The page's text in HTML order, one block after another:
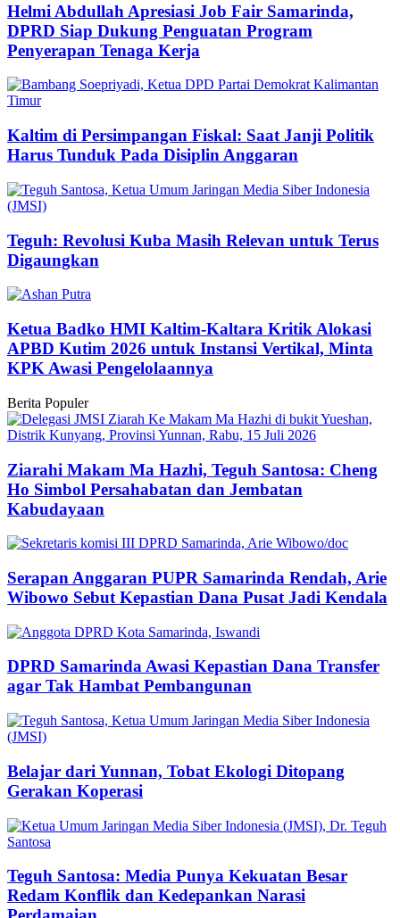
Helmi Abdullah Apresiasi Job Fair Samarinda,
DPRD Siap Dukung Penguatan Program
Penyerapan Tenaga Kerja
Kaltim di Persimpangan Fiskal: Saat Janji Politik
Harus Tunduk Pada Disiplin Anggaran
Teguh: Revolusi Kuba Masih Relevan untuk Terus
Digaungkan
Ketua Badko HMI Kaltim-Kaltara Kritik Alokasi
APBD Kutim 2026 untuk Instansi Vertikal, Minta
KPK Awasi Pengelolaannya
Berita Populer
Ziarahi Makam Ma Hazhi, Teguh Santosa: Cheng
Ho Simbol Persahabatan dan Jembatan
Kabudayaan
Serapan Anggaran PUPR Samarinda Rendah, Arie
Wibowo Sebut Kepastian Dana Pusat Jadi Kendala
DPRD Samarinda Awasi Kepastian Dana Transfer
agar Tak Hambat Pembangunan
Belajar dari Yunnan, Tobat Ekologi Ditopang
Gerakan Koperasi
Teguh Santosa: Media Punya Kekuatan Besar
Redam Konflik dan Kedepankan Narasi